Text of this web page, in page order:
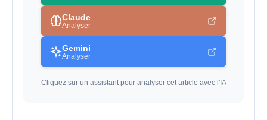
Claude
Analyser
Gemini
Analyser
Cliquez sur un assistant pour analyser cet article avec l'IA